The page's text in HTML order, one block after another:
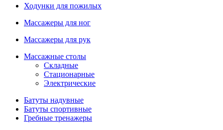
Ходунки для пожилых
Массажеры для ног
Массажеры для рук
Массажные столы
Складные
Стационарные
Электрические
Батуты надувные
Батуты спортивные
Гребные тренажеры